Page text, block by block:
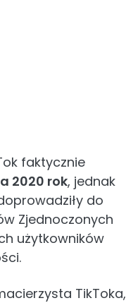
faktycznie
2020 rok, jednak
do
Zjednoczonych
użytkowników
TikToka,